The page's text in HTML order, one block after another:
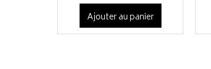
Ajouter au panier